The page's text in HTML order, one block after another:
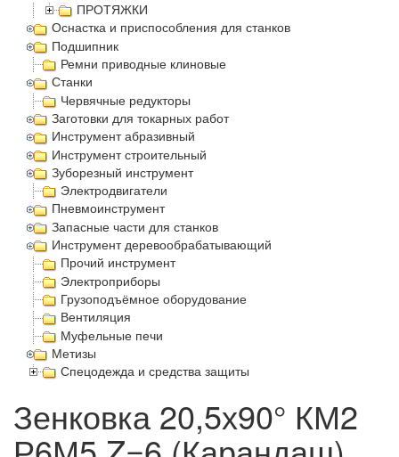
ПРОТЯЖКИ
Оснастка и приспособления для станков
Подшипник
Ремни приводные клиновые
Станки
Червячные редукторы
Заготовки для токарных работ
Инструмент абразивный
Инструмент строительный
Зуборезный инструмент
Электродвигатели
Пневмоинструмент
Запасные части для станков
Инструмент деревообрабатывающий
Прочий инструмент
Электроприборы
Грузоподъёмное оборудование
Вентиляция
Муфельные печи
Метизы
Спецодежда и средства защиты
Зенковка 20,5х90° КМ2